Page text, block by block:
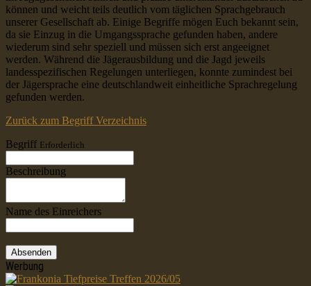
können und weicht teils deutlich vom täglichen Sprachgebrauch
unserer Gesellschaft ab. Einige Begriffe mögen Euch bekannt sein,
da sie Einzug in die Umgangssprache gefunden haben, andere
wiederum sind sehr speziell und müssen sich erst angeeignet
werden. Während die Jägerausbildung und die Jagd jeweils
landesspezifischen Regelungen unterliegen, konnte zumindest bei
der Jägersprache eine deutschlandweit einheitliche Sprachregelung
gefunden werden.
Zurück zum Begriff Verzeichnis
Begriff Erforderlich
Beschreibung
Name des Einreichers
Absenden
Werbung